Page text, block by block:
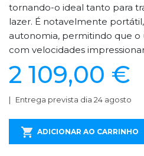
tornando-o ideal tanto para
lazer. É notavelmente
autonomia, permitindo que
com velocidades
2 109,00 €
Entrega prevista dia 24 agosto
ADICIONAR AO CARRINHO